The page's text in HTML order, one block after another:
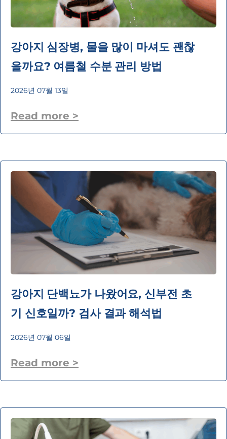
강아지 심장병, 물을 많이 마셔도 괜찮
을까요? 여름철 수분 관리 방법
2026년 07월 13일
Read more >
강아지 단백뇨가 나왔어요, 신부전 초
기 신호일까? 검사 결과 해석법
2026년 07월 06일
Read more >